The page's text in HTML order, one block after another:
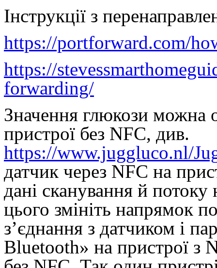
Інструкції з
https://portforward.com/
https://
forwarding/
Значення глюкози можна
пристрої без NFC, див.
https://www.juggluco.nl/
датчик через NFC на
дані сканування й
цього змініть напрямок
з’єднання з датчиком і
Bluetooth» на пристрої з